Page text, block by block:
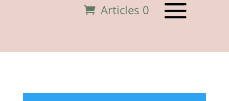
Articles 0